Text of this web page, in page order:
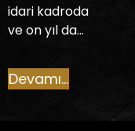
idari kadroda
ve on yıl da…
Devamı...